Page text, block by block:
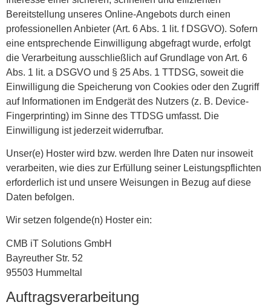
Bereitstellung unseres Online-Angebots durch einen
professionellen Anbieter (Art. 6 Abs. 1 lit. f DSGVO). Sofern
eine entsprechende Einwilligung abgefragt wurde, erfolgt
die Verarbeitung ausschließlich auf Grundlage von Art. 6
Abs. 1 lit. a DSGVO und § 25 Abs. 1 TTDSG, soweit die
Einwilligung die Speicherung von Cookies oder den Zugriff
auf Informationen im Endgerät des Nutzers (z. B. Device-
Fingerprinting) im Sinne des TTDSG umfasst. Die
Einwilligung ist jederzeit widerrufbar.
Unser(e) Hoster wird bzw. werden Ihre Daten nur insoweit
verarbeiten, wie dies zur Erfüllung seiner Leistungspflichten
erforderlich ist und unsere Weisungen in Bezug auf diese
Daten befolgen.
Wir setzen folgende(n) Hoster ein:
CMB iT Solutions GmbH
Bayreuther Str. 52
95503 Hummeltal
Auftragsverarbeitung